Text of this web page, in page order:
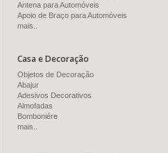
Antena para Automóveis
Apoio de Braço para Automóveis
mais..
Casa e Decoração
Objetos de Decoração
Abajur
Adesivos Decorativos
Almofadas
Bomboniére
mais..